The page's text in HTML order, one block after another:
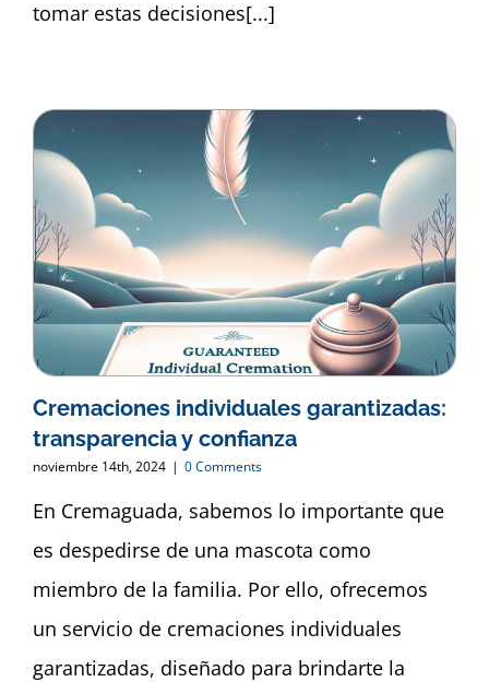
tomar estas decisiones[...]
Cremaciones individuales garantizadas:
transparencia y confianza
noviembre 14th, 2024 | 0 Comments
En Cremaguada, sabemos lo importante que
es despedirse de una mascota como
miembro de la familia. Por ello, ofrecemos
un servicio de cremaciones individuales
garantizadas, diseñado para brindarte la